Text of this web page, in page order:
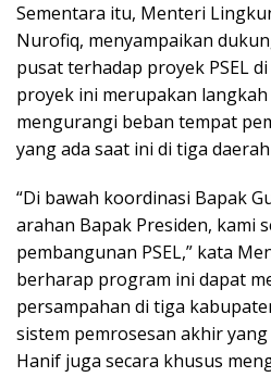
Sementara itu, Menteri
Nurofiq, menyampaikan
pusat terhadap proyek PSEL
proyek ini merupakan
mengurangi beban tempat
yang ada saat ini di tiga
“Di bawah koordinasi Bapak
arahan Bapak Presiden, kami
pembangunan PSEL,” kata
berharap program ini dapat
persampahan di tiga
sistem pemrosesan akhir
Hanif juga secara khusus